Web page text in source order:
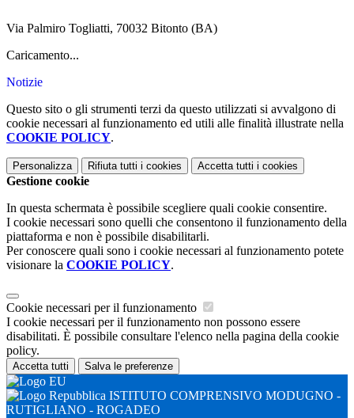
Via Palmiro Togliatti, 70032 Bitonto (BA)
Caricamento...
Notizie
Questo sito o gli strumenti terzi da questo utilizzati si avvalgono di
cookie necessari al funzionamento ed utili alle finalità illustrate nella
COOKIE POLICY.
Personalizza Rifiuta tutti i cookies Accetta tutti i cookies
Gestione cookie
In questa schermata è possibile scegliere quali cookie consentire.
I cookie necessari sono quelli che consentono il funzionamento della
piattaforma e non è possibile disabilitarli.
Per conoscere quali sono i cookie necessari al funzionamento potete
visionare la COOKIE POLICY.
Cookie necessari per il funzionamento
I cookie necessari per il funzionamento non possono essere
disabilitati. È possibile consultare l'elenco nella pagina della cookie
policy.
Accetta tutti Salva le preferenze
ISTITUTO COMPRENSIVO MODUGNO -
RUTIGLIANO - ROGADEO